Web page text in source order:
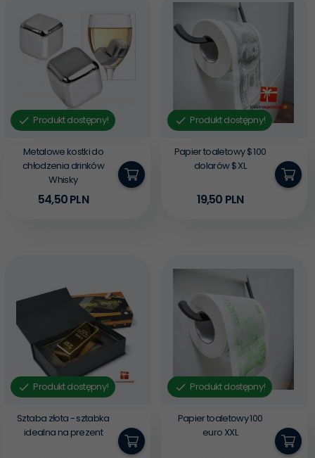
Produkt dostępny!
Metalowe kostki do
chłodzenia drinków
Whisky
54,50PLN
Produkt dostępny!
Papier toaletowy $ 100
dolarów $ XL
19,50 PLN
Produkt dostępny!
Sztaba złota - sztabka
idealna na prezent
Produkt dostępny!
Papier toaletowy 100
euro XXL